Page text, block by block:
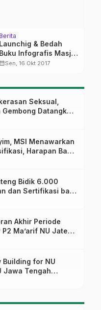
Launchig & Bedah
Buku Infografis Masjid
Kajen
calendar_monthSen, 16 Okt 2017
Seksual,
Datangkan
MSI Menawarkan
Harapan Baru
Bidik 6.000
dan Sertifikasi bagi
Akhir Periode
Ma’arif NU Jateng
Link and Match
Building for NU
Jawa Tengah
Jalan Menuju